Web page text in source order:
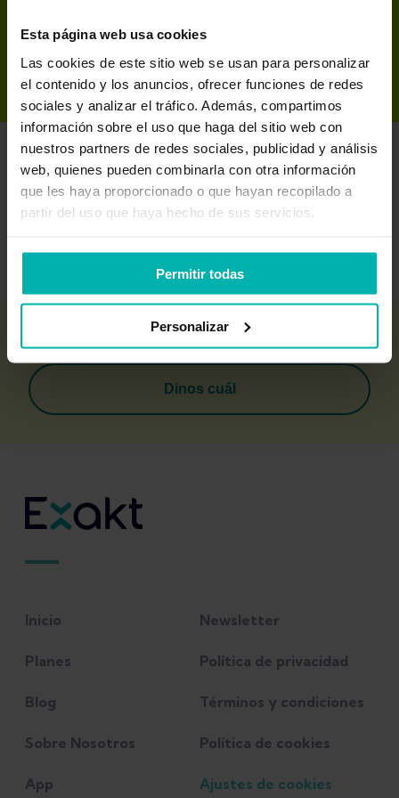
Esta página web usa cookies
Las cookies de este sitio web se usan para personalizar
el contenido y los anuncios, ofrecer funciones de redes
sociales y analizar el tráfico. Además, compartimos
información sobre el uso que haga del sitio web con
nuestros partners de redes sociales, publicidad y análisis
web, quienes pueden combinarla con otra información
que les haya proporcionado o que hayan recopilado a
partir del uso que haya hecho de sus servicios.
Permitir todas
Personalizar
¿Te interesa algún otro plan?
Dinos cuál
Inicio
Planes
Blog
Sobre Nosotros
App
Newsletter
Política de privacidad
Términos y condiciones
Política de cookies
Ajustes de cookies